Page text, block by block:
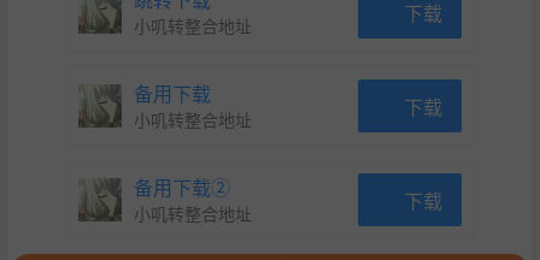
小叽转整合地址 下载
备用下载
小叽转整合地址 下载
备用下载②
小叽转整合地址 下载